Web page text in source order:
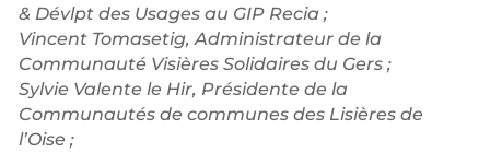
& Dévlpt des Usages au GIP Recia ;
Vincent Tomasetig, Administrateur de la
Communauté Visières Solidaires du Gers ;
Sylvie Valente le Hir, Présidente de la
Communautés de communes des Lisières de
l’Oise ;